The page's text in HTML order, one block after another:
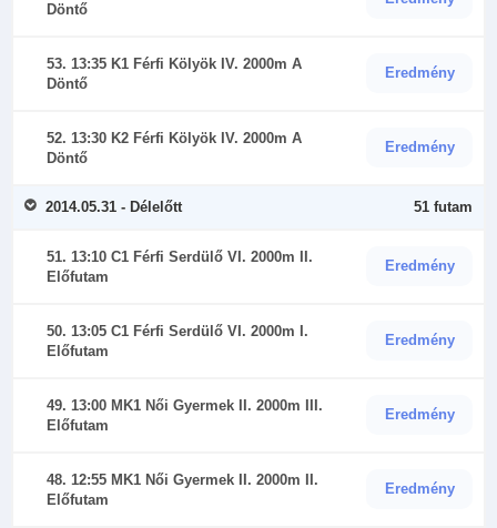
Döntő
53. 13:35 K1 Férfi Kölyök IV. 2000m A
Döntő
Eredmény
52. 13:30 K2 Férfi Kölyök IV. 2000m A
Döntő
Eredmény
2014.05.31 - Délelőtt 51 futam
51. 13:10 C1 Férfi Serdülő VI. 2000m II.
Előfutam
Eredmény
50. 13:05 C1 Férfi Serdülő VI. 2000m I.
Előfutam
Eredmény
49. 13:00 MK1 Női Gyermek II. 2000m III.
Előfutam
Eredmény
48. 12:55 MK1 Női Gyermek II. 2000m II.
Előfutam
Eredmény